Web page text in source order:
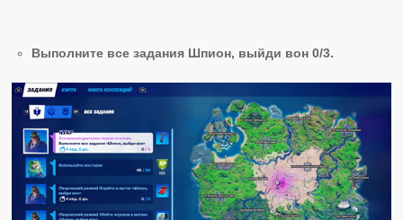
Выполните все задания Шпион, выйди вон 0/3.